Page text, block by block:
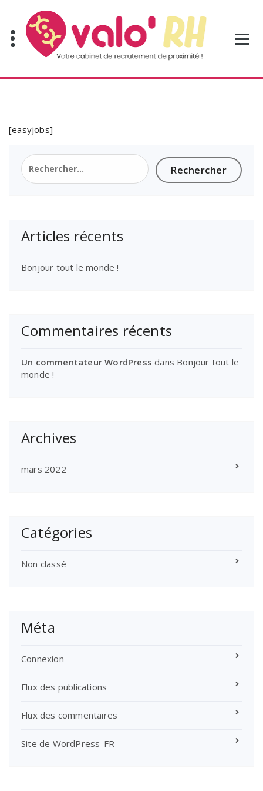
contenu
[easyjobs]
Rechercher :
Articles récents
Bonjour tout le monde !
Commentaires récents
Un commentateur WordPress dans Bonjour tout le
monde !
Archives
mars 2022
Catégories
Non classé
Méta
Connexion
Flux des publications
Flux des commentaires
Site de WordPress-FR